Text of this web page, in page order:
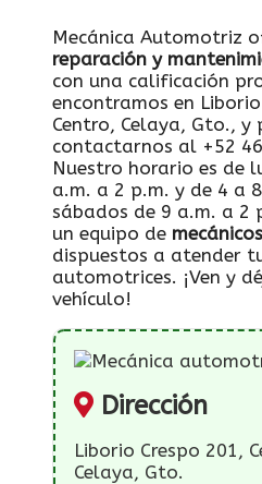
Mecánica Automotriz
reparación y
con una calificación
encontramos en
Centro, Celaya, Gto., y
contactarnos al +52
Nuestro horario es de
a.m. a 2 p.m. y de 4 a
sábados de 9 a.m. a 2
un equipo de
dispuestos a atender
automotrices. ¡Ven y
vehículo!
Dirección
Liborio Crespo 201,
Celaya, Gto.